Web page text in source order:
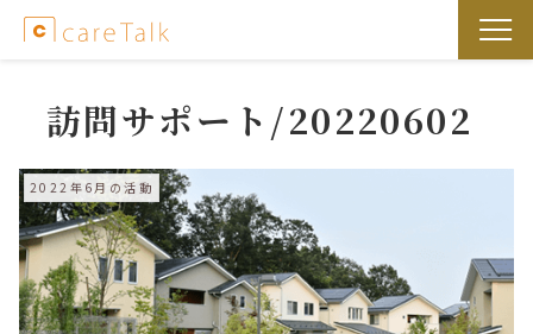
訪問サポート/20220602
2022年6月の活動